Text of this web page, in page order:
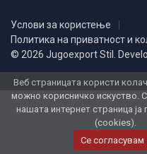
Услови за користење
Политика на приватност и
© 2026 Jugoexport Stil.
Веб страницата користи
можно корисничко искуство.
нашата интернет страница
(cookies).
Се согласувам